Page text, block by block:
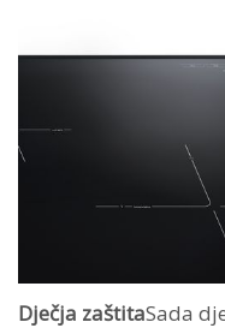
Dječja zaštitaSada